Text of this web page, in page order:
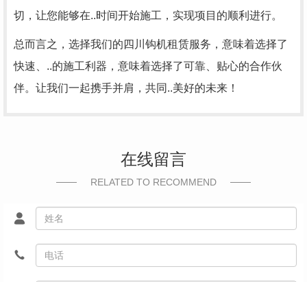
切，让您能够在..时间开始施工，实现项目的顺利进行。
总而言之，选择我们的四川钩机租赁服务，意味着选择了
快速、..的施工利器，意味着选择了可靠、贴心的合作伙
伴。让我们一起携手并肩，共同..美好的未来！
在线留言
RELATED TO RECOMMEND